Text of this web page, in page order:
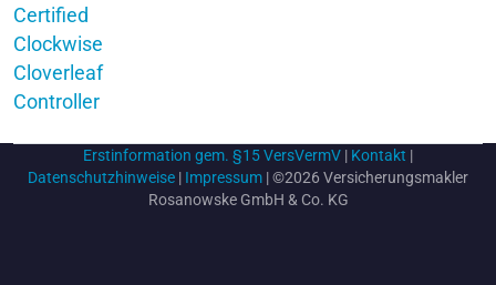
Certified
Clockwise
Cloverleaf
Controller
Erstinformation gem. §15 VersVermV | Kontakt |
Datenschutzhinweise | Impressum | ©2026 Versicherungsmakler
Rosanowske GmbH & Co. KG